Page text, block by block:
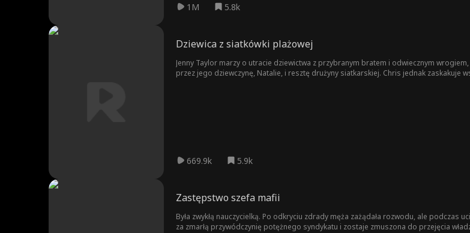
1M 5.8k
Dziewica z siatkówki plażowej
Jenny Taylor marzy o utracie dziewictwa z przybranym bratem i odwiecznym
przez jego dziewczynę, Natalie, i resztę drużyny siatkarskiej. Chris jednak zaskakuje
669.9k 5.9k
Zastępstwo szefa mafii
Była zwykłą nauczycielką. Po odkryciu zdrady męża zażądała rozwodu, ale
za zmarłą przywódczynię potężnego syndykatu i zostaje zmuszona do przejęcia